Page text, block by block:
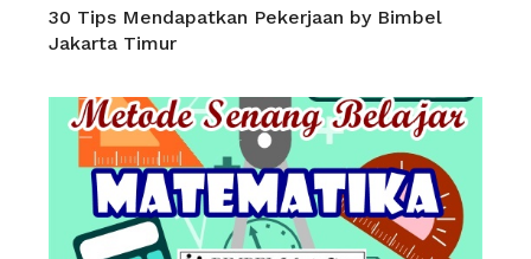
30 Tips Mendapatkan Pekerjaan by Bimbel
Jakarta Timur